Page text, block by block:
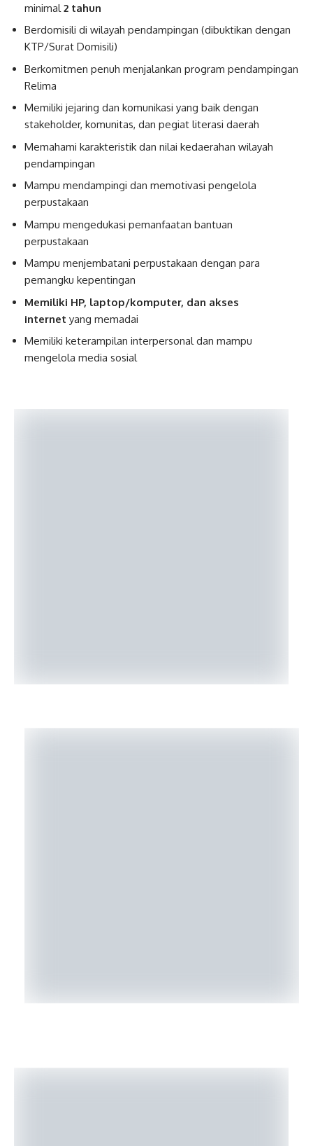
minimal 2 tahun
Berdomisili di wilayah pendampingan (dibuktikan dengan
KTP/Surat Domisili)
Berkomitmen penuh menjalankan program pendampingan
Relima
Memiliki jejaring dan komunikasi yang baik dengan
stakeholder, komunitas, dan pegiat literasi daerah
Memahami karakteristik dan nilai kedaerahan wilayah
pendampingan
Mampu mendampingi dan memotivasi pengelola
perpustakaan
Mampu mengedukasi pemanfaatan bantuan
perpustakaan
Mampu menjembatani perpustakaan dengan para
pemangku kepentingan
Memiliki HP, laptop/komputer, dan akses
internet yang memadai
Memiliki keterampilan interpersonal dan mampu
mengelola media sosial